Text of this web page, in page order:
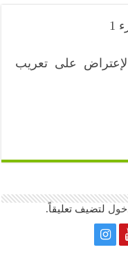
1
على تعريب
لتضيف تعليقاً.